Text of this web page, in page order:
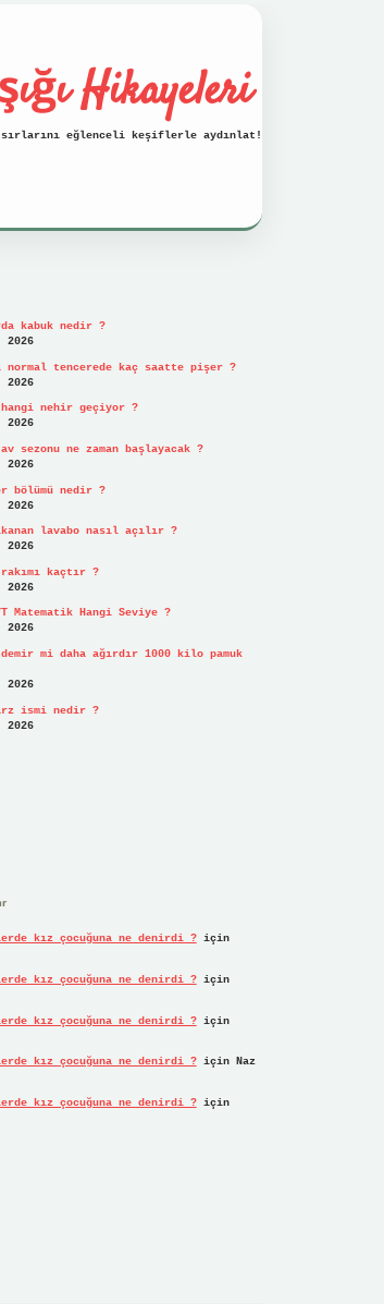
Hikayeleri
eğlenceli keşiflerle aydınlat!
kabuk nedir ?
2026
normal tencerede kaç saatte pişer ?
2026
hangi nehir geçiyor ?
2026
sezonu ne zaman başlayacak ?
2026
bölümü nedir ?
2026
lavabo nasıl açılır ?
2026
rakımı kaçtır ?
2026
Matematik Hangi Seviye ?
2026
mi daha ağırdır 1000 kilo pamuk
2026
ismi nedir ?
2026
kız çocuğuna ne denirdi ?için
kız çocuğuna ne denirdi ?için
kız çocuğuna ne denirdi ?için
kız çocuğuna ne denirdi ?için Naz
kız çocuğuna ne denirdi ?için